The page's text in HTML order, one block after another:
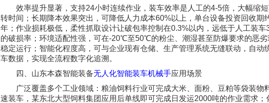
效率提升显著，支持24小时连续作业，装车效率是人工的4-5倍，大幅缩短
转时间；长期降本效果突出，可降低人力成本60%以上，单台设备投资回收期
年；作业损耗极低，柔性抓取设计让破包率控制在0.3%以内，远低于人工装车
的破损率；环境适配性强，可在-20℃至50℃的粉尘、潮湿甚至防爆要求的恶劣
稳定运行；智能化程度高，可与企业现有仓储、生产管理系统无缝联动，自动
车数据，实现全流程数字化追溯。
四、山东本森智能装备无人化智能装车机械手应用场景
广泛覆盖多个工业领域：粮油饲料行业可完成大米、面粉、豆粕等袋装物
速装车，某东北大型饲料集团应用后单线即可完成日发运2000吨的作业需求；